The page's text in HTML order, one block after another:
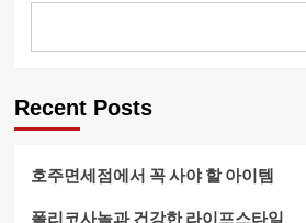
Recent Posts
호주면세점에서 꼭 사야 할 아이템
폴리코사놀과 건강한 라이프스타일